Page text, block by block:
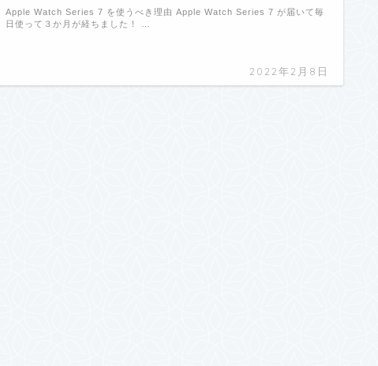
2022年2月8日
Apple Watch Series 7 を使うべき理由 Apple Watch Series 7 が届いて毎
日使って３か月が経ちました！ …